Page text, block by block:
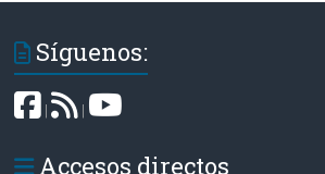
Síguenos:
|
Accesos directos